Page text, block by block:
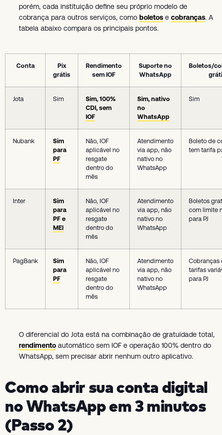
porém, cada instituição define seu próprio modelo de
cobrança para outros serviços, como boletos e cobranças. A
tabela abaixo compara os principais pontos.
Conta
Pix
grátis
Rendimento
sem IOF
Suporte no
WhatsApp
Boletos/
Jota Sim
Sim, 100%
CDI, sem
IOF
Sim, nativo
no
WhatsApp
Sim
Nubank
Sim
para
PF
Não, IOF
aplicável no
resgate
dentro do
mês
Atendimento
via app, não
nativo no
WhatsApp
Boleto de
tem tarifa
Inter
Sim
para
PF e
MEI
Não, IOF
aplicável no
resgate
dentro do
mês
Atendimento
via app, não
nativo no
WhatsApp
Boletos
com limite
para PJ
PagBank
Sim
para
PF
Não, IOF
aplicável no
resgate
dentro do
mês
Atendimento
via app, não
nativo no
WhatsApp
Cobranças
tarifas
para PJ
O diferencial do Jota está na combinação de gratuidade total,
rendimento automático sem IOF e operação 100% dentro do
WhatsApp, sem precisar abrir nenhum outro aplicativo.
Como abrir sua conta digital
no WhatsApp em 3 minutos
(Passo 2)